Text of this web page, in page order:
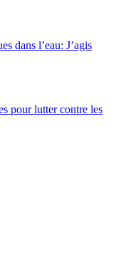
dans l’eau: J’agis
pour lutter contre les